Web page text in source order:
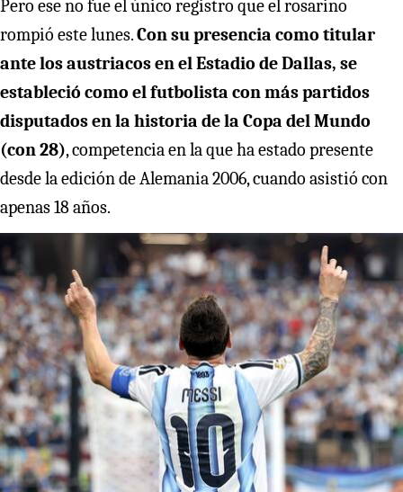
Pero ese no fue el único registro que el rosarino
rompió este lunes.Con su presencia como titular
ante los austriacos en el Estadio de Dallas, se
estableció como el futbolista con más partidos
disputados en la historia de la Copa del Mundo
(con 28), competencia en la que ha estado presente
desde la edición de Alemania 2006, cuando asistió con
apenas 18 años.